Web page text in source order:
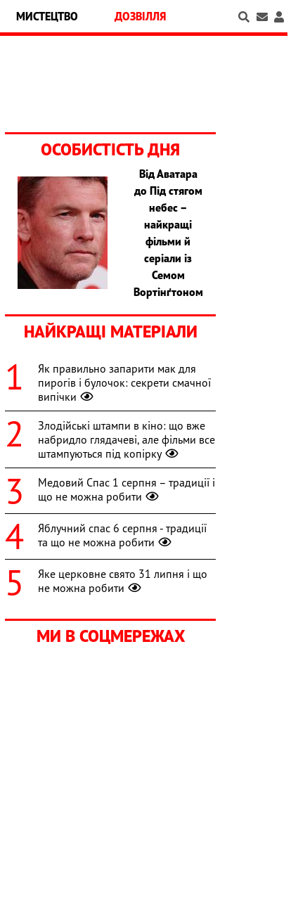
МИСТЕЦТВО ДОЗВІЛЛЯ
ОСОБИСТІСТЬ ДНЯ
Від Аватара
до Під стягом
небес –
найкращі
фільми й
серіали із
Семом
Вортінґтоном
НАЙКРАЩІ МАТЕРІАЛИ
Як правильно запарити мак для
пирогів і булочок: секрети смачної
випічки
Злодійські штампи в кіно: що вже
набридло глядачеві, але фільми все
штампуються під копірку
Медовий Спас 1 серпня – традиції і
що не можна робити
Яблучний спас 6 серпня - традиції
та що не можна робити
Яке церковне свято 31 липня і що
не можна робити
МИ В СОЦМЕРЕЖАХ